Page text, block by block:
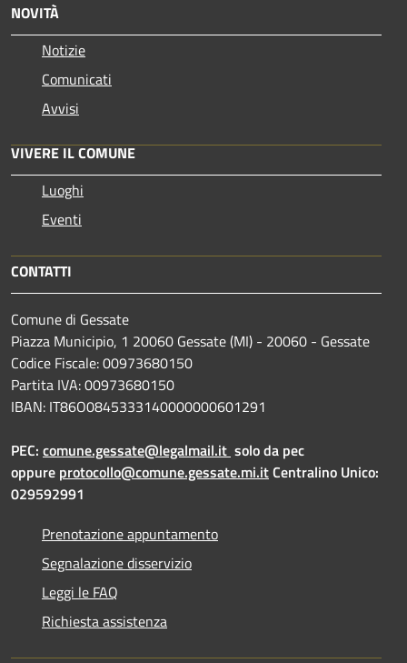
NOVITÀ
Notizie
Comunicati
Avvisi
VIVERE IL COMUNE
Luoghi
Eventi
CONTATTI
Comune di Gessate
Piazza Municipio, 1 20060 Gessate (MI) - 20060 - Gessate
Codice Fiscale: 00973680150
Partita IVA: 00973680150
IBAN: IT86O0845333140000000601291
PEC: comune.gessate@legalmail.it solo da pec
oppure protocollo@comune.gessate.mi.itCentralino Unico:
029592991
Prenotazione appuntamento
Segnalazione disservizio
Leggi le FAQ
Richiesta assistenza